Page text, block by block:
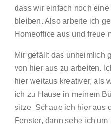
dass wir einfach noch
bleiben. Also arbeite ich
Homeoffice aus und freue
Mir gefällt das unheimlich
von hier aus zu arbeiten.
hier weitaus kreativer, als
ich zu Hause in meinem
sitze. Schaue ich hier aus
Fenster, dann sehe ich um